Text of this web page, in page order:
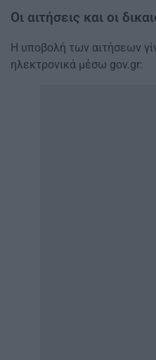
Οι αιτήσεις και οι
Η υποβολή των αιτήσεων
ηλεκτρονικά μέσω gov.gr: